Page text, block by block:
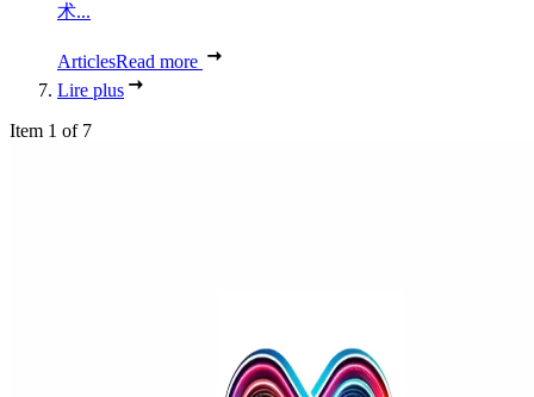
术...
ArticlesRead more
Lire plus
Item 1 of 7